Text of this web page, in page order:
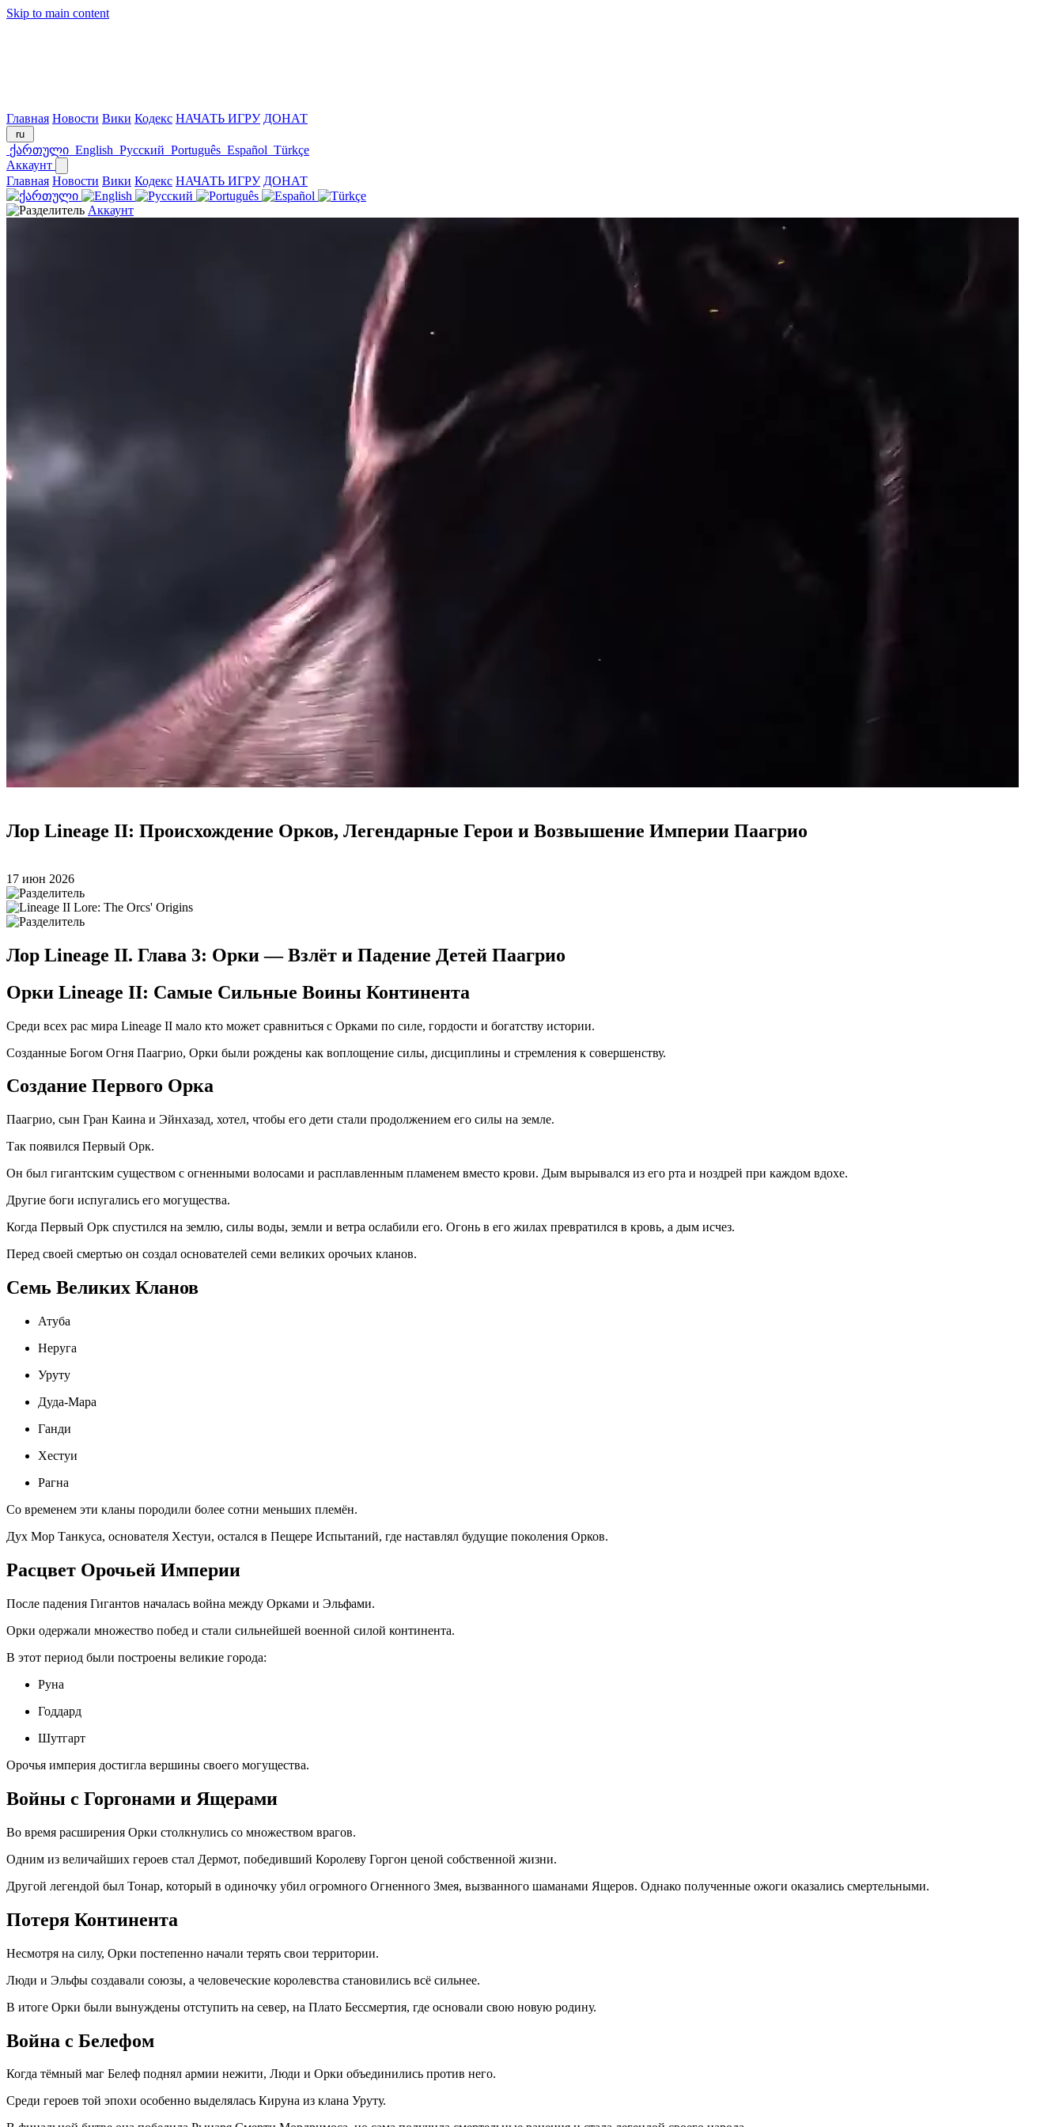
Skip to main content
Главная Новости Вики Кодекс НАЧАТЬ ИГРУ ДОНАТ
ru
ქართული English Русский Português Español Türkçe
Аккаунт
Главная Новости Вики Кодекс НАЧАТЬ ИГРУ ДОНАТ
Аккаунт
Лор Lineage II: Происхождение Орков, Легендарные Герои и Возвышение Империи Паагрио
17 июн 2026
Лор Lineage II. Глава 3: Орки — Взлёт и Падение Детей Паагрио
Орки Lineage II: Самые Сильные Воины Континента
Среди всех рас мира Lineage II мало кто может сравниться с Орками по силе, гордости и богатству истории.
Созданные Богом Огня Паагрио, Орки были рождены как воплощение силы, дисциплины и стремления к совершенству.
Создание Первого Орка
Паагрио, сын Гран Каина и Эйнхазад, хотел, чтобы его дети стали продолжением его силы на земле.
Так появился Первый Орк.
Он был гигантским существом с огненными волосами и расплавленным пламенем вместо крови. Дым вырывался из его рта и ноздрей при каждом вдохе.
Другие боги испугались его могущества.
Когда Первый Орк спустился на землю, силы воды, земли и ветра ослабили его. Огонь в его жилах превратился в кровь, а дым исчез.
Перед своей смертью он создал основателей семи великих орочьих кланов.
Семь Великих Кланов
Атуба
Неруга
Уруту
Дуда-Мара
Ганди
Хестуи
Рагна
Со временем эти кланы породили более сотни меньших племён.
Дух Мор Танкуса, основателя Хестуи, остался в Пещере Испытаний, где наставлял будущие поколения Орков.
Расцвет Орочьей Империи
После падения Гигантов началась война между Орками и Эльфами.
Орки одержали множество побед и стали сильнейшей военной силой континента.
В этот период были построены великие города:
Руна
Годдард
Шутгарт
Орочья империя достигла вершины своего могущества.
Войны с Горгонами и Ящерами
Во время расширения Орки столкнулись со множеством врагов.
Одним из величайших героев стал Дермот, победивший Королеву Горгон ценой собственной жизни.
Другой легендой был Тонар, который в одиночку убил огромного Огненного Змея, вызванного шаманами Ящеров. Однако полученные ожоги оказались смертельными.
Потеря Континента
Несмотря на силу, Орки постепенно начали терять свои территории.
Люди и Эльфы создавали союзы, а человеческие королевства становились всё сильнее.
В итоге Орки были вынуждены отступить на север, на Плато Бессмертия, где основали свою новую родину.
Война с Белефом
Когда тёмный маг Белеф поднял армии нежити, Люди и Орки объединились против него.
Среди героев той эпохи особенно выделялась Кируна из клана Уруту.